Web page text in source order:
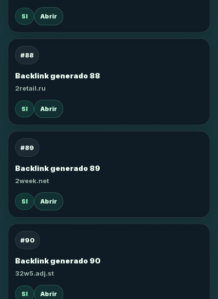
SI Abrir
#88
Backlink generado 88
2retail.ru
SI Abrir
#89
Backlink generado 89
2week.net
SI Abrir
#90
Backlink generado 90
32w5.adj.st
SI Abrir